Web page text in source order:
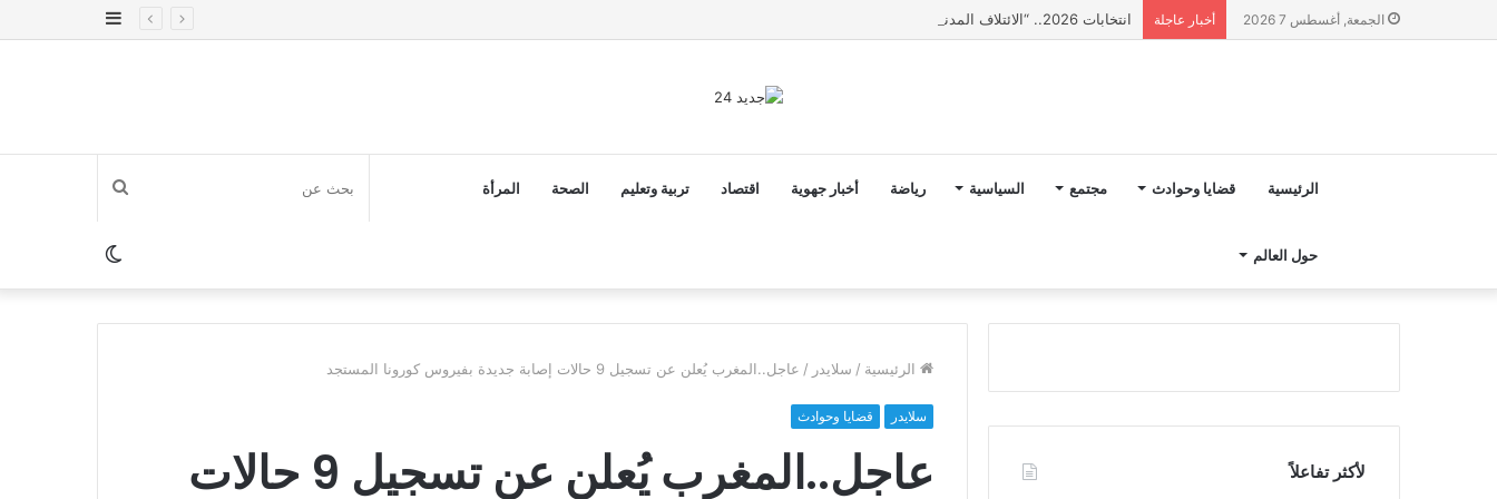
الجمعة, أغسطس 7 2026 أخبار عاجلة انتخابات 2026.. “الائتلاف المدني من أجل الجبل” يرفع عشرة مطالب أمام الأحزاب لإنصاف المناطق الجبلية
إضافة
الرئيسية قضايا وحوادث مجتمع السياسية رياضة أخبار جهوية اقتصاد تربية وتعليم الصحة المرأة
حول العالم
بحث
عنالوضع
المظلم
الرئيسية / سلايدر / عاجل..المغرب يُعلن عن تسجيل 9 حالات إصابة جديدة بفيروس كورونا المستجد
سلايدر قضايا وحوادث
عاجل..المغرب يُعلن عن تسجيل 9 حالات
لأكثر تفاعلاً